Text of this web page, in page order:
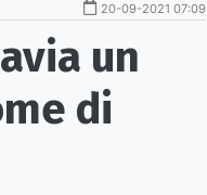
20-09-2021 07:09
un
di